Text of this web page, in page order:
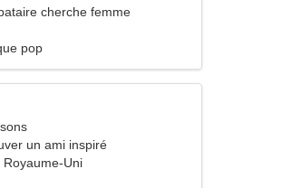
cherche femme
pop
un ami inspiré
Uni